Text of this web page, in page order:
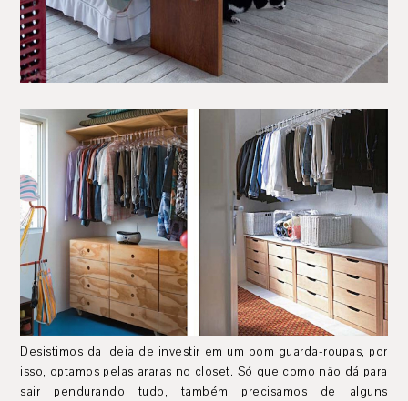
Desistimos da ideia de investir em um bom guarda-roupas, por
isso, optamos pelas araras no closet. Só que como não dá para
sair pendurando tudo, também precisamos de alguns